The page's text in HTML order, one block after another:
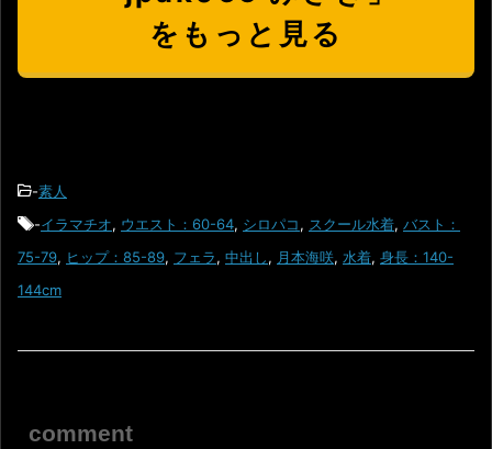
をもっと見る
-素人
-イラマチオ, ウエスト：60-64, シロパコ, スクール水着, バスト：
75-79, ヒップ：85-89, フェラ, 中出し, 月本海咲, 水着, 身長：140-
144cm
comment